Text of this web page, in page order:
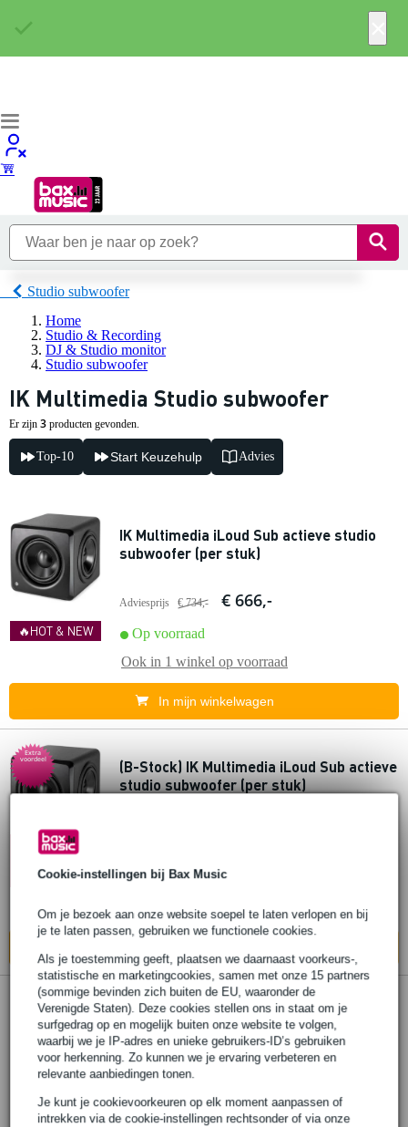
Cookie-instellingen bij Bax Music
Om je bezoek aan onze website soepel te laten verlopen en bij
je te laten passen, gebruiken we functionele cookies.
Als je toestemming geeft, plaatsen we daarnaast voorkeurs-,
statistische en marketingcookies, samen met onze 15 partners
(sommige bevinden zich buiten de EU, waaronder de
Verenigde Staten). Deze cookies stellen ons in staat om je
surfgedrag op en mogelijk buiten onze website te volgen,
waarbij we je IP-adres en unieke gebruikers-ID’s gebruiken
voor herkenning. Zo kunnen we je ervaring verbeteren en
relevante aanbiedingen tonen.
Je kunt je cookievoorkeuren op elk moment aanpassen of
intrekken via de cookie-instellingen rechtsonder of via onze
Studio subwoofer
Home
Studio & Recording
DJ & Studio monitor
Studio subwoofer
IK Multimedia Studio subwoofer
Er zijn 3 producten gevonden.
Top-10 Start Keuzehulp Advies
🔥HOT & NEW
IK Multimedia iLoud Sub actieve studio
subwoofer (per stuk)
Adviesprijs € 734,- € 666,-
Op voorraad
Ook in 1 winkel op voorraad
In mijn winkelwagen
Extra
voordeel
10% EXTRA
KORTING MET
CODE: EXTRA10
(B-Stock) IK Multimedia iLoud Sub actieve
studio subwoofer (per stuk)
1 winkel op voorraad